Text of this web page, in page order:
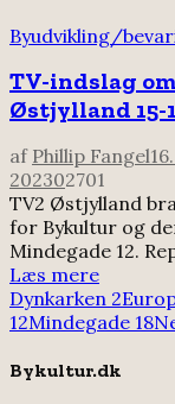
Byudvikling/
TV-indslag
Østjylland 15-
af Phillip Fangel
202302701
TV2 Østjylland
for Bykultur og
Mindegade 12.
Læs mere
Dynkarken 2
12Mindegade 18
Bykultur.dk